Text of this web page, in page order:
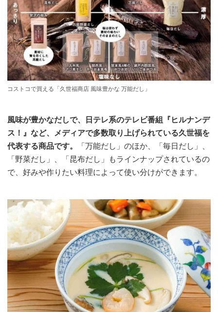
コストコで買える「久世福商店 風味豊かな 万能だし」
風味が豊かなだしで、日テレ系のテレビ番組『ヒルナンデ
ス！』など、メディアで多数取り上げられている久世福を
代表する商品です。
「万能だし」のほか、「毎日だし」、
「野菜だし」、「昆布だし」もラインナップされているの
で、好みや作りたい料理によって使い分けができます。